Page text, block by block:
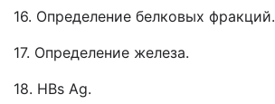
16. Определение белковых фракций.
17. Определение железа.
18. HBs Ag.